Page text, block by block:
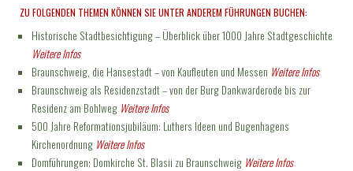
ZU FOLGENDEN THEMEN KÖNNEN SIE UNTER ANDEREM FÜHRUNGEN BUCHEN:
Historische Stadtbesichtigung – Überblick über 1000 Jahre Stadtgeschichte
Weitere Infos
Braunschweig, die Hansestadt – von Kaufleuten und Messen Weitere Infos
Braunschweig als Residenzstadt – von der Burg Dankwarderode bis zur
Residenz am Bohlweg Weitere Infos
500 Jahre Reformationsjubiläum: Luthers Ideen und Bugenhagens
Kirchenordnung Weitere Infos
Domführungen; Domkirche St. Blasii zu Braunschweig Weitere Infos